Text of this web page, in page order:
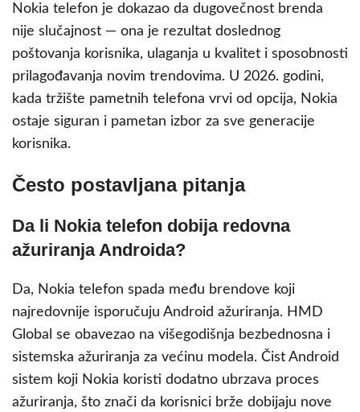
Nokia telefon je dokazao da dugovečnost brenda
nije slučajnost — ona je rezultat doslednog
poštovanja korisnika, ulaganja u kvalitet i sposobnosti
prilagođavanja novim trendovima. U 2026. godini,
kada tržište pametnih telefona vrvi od opcija, Nokia
ostaje siguran i pametan izbor za sve generacije
korisnika.
Često postavljana pitanja
Da li Nokia telefon dobija redovna
ažuriranja Androida?
Da, Nokia telefon spada među brendove koji
najredovnije isporučuju Android ažuriranja. HMD
Global se obavezao na višegodišnja bezbednosna i
sistemska ažuriranja za većinu modela. Čist Android
sistem koji Nokia koristi dodatno ubrzava proces
ažuriranja, što znači da korisnici brže dobijaju nove